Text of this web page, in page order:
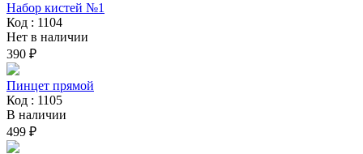
Набор кистей №1
Код : 1104
Нет в наличии
390 ₽
Пинцет прямой
Код : 1105
В наличии
499 ₽